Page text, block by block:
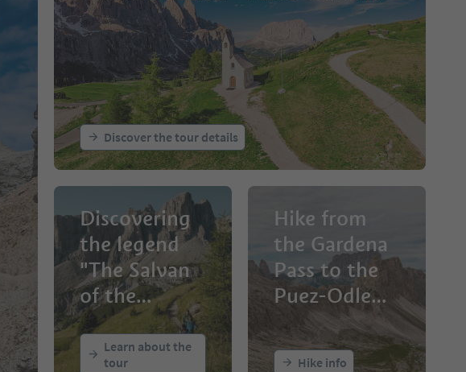
Discover the tour details
Discovering
the legend
"The Salvan
of the
Gardena
pass"
Learn about the
tour
Hike from
the Gardena
Pass to the
Puez-Odle
Nature Park
in Colfosco
Hike info